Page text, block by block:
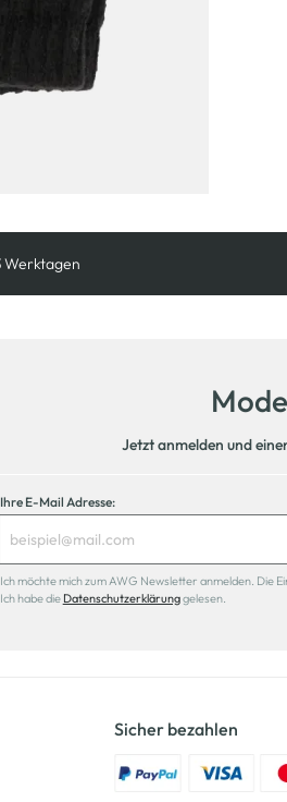
Jetzt anmelden und
Ihre E-Mail Adresse:
Ich möchte mich zum AWG Newsletter anmelden. Die
Ich habe die Datenschutzerklärunggelesen.
Sicher bezahlen